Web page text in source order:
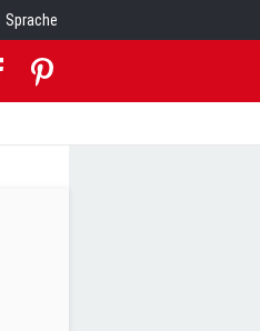
Sprache